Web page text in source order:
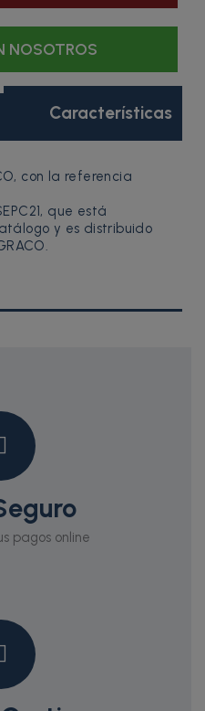
NOSOTROS
Características
con la referencia
que está
y es distribuido
pagos online